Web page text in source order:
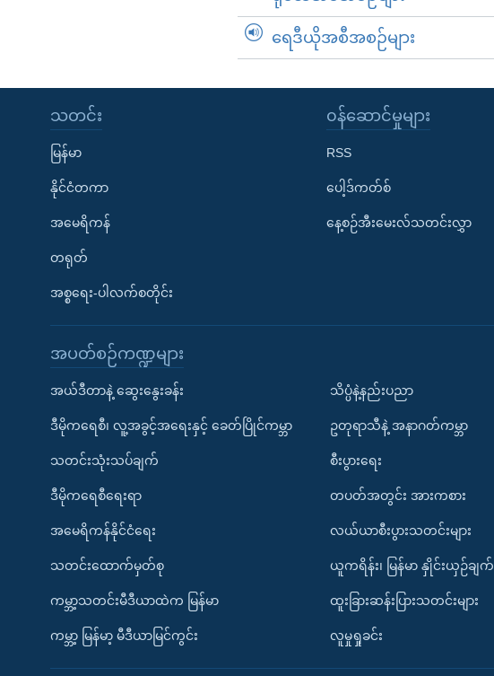
ရေဒီယိုအစီအစဉ်များ
သတင်း
မြန်မာ
နိုင်ငံတကာ
အမေရိကန်
တရုတ်
အစ္စရေး-ပါလက်စတိုင်း
၀န်ဆောင်မှုများ
RSS
ပေါ့ဒ်ကတ်စ်
နေ့စဉ်အီးမေးလ်သတင်းလွှာ
အပတ်စဉ်ကဏ္ဍများ
အယ်ဒီတာနဲ့ ဆွေးနွေးခန်း
ဒီမိုကရေစီ၊ လူ့အခွင့်အရေးနှင့် ခေတ်ပြိုင်ကမ္ဘာ
သတင်းသုံးသပ်ချက်
ဒီမိုကရေစီရေးရာ
အမေရိကန်နိုင်ငံရေး
သတင်းထောက်မှတ်စု
ကမ္ဘာ့သတင်းမီဒီယာထဲက မြန်မာ
ကမ္ဘာ့ မြန်မာ့ မီဒီယာမြင်ကွင်း
သိပ္ပံနဲ့နည်းပညာ
ဥတုရာသီနဲ့ အနာဂတ်ကမ္ဘာ
စီးပွားရေး
တပတ်အတွင်း အားကစား
လယ်ယာစီးပွားသတင်းများ
ယူကရိန်း၊ မြန်မာ နှိုင်းယှဉ်ချက်
ထူးခြားဆန်းပြားသတင်းများ
လူမှုရှုခင်း